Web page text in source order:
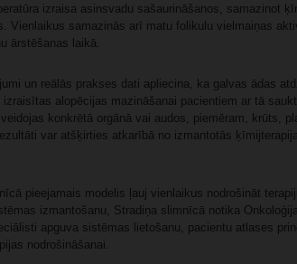
izraisa asinsvadu sašaurināšanos, samazinot
Vienlaikus samazinās arī matu folikulu vielmaiņas
ārstēšanas laikā.
un reālās prakses dati apliecina, ka galvas ādas
izraisītas alopēcijas mazināšanai pacientiem ar tā
konkrētā orgānā vai audos, piemēram, krūts,
var atšķirties atkarībā no izmantotās
pieejamais modelis ļauj vienlaikus nodrošināt
izmantošanu, Stradiņa slimnīcā notika
apguva sistēmas lietošanu, pacientu atlases
nodrošināšanai.